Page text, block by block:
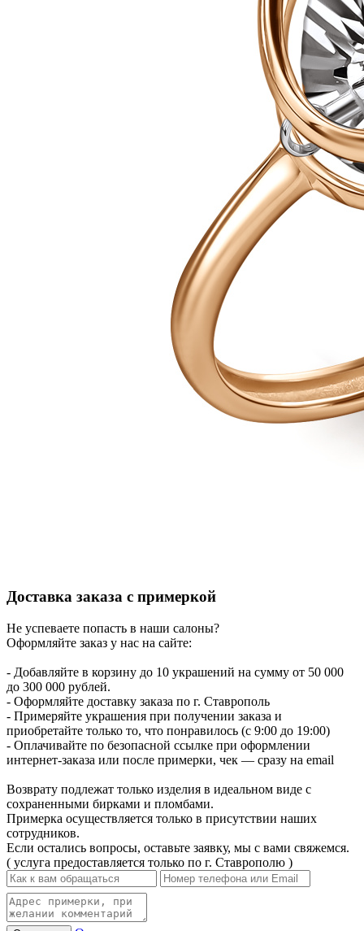
Доставка заказа с примеркой
Не успеваете попасть в наши салоны?
Оформляйте заказ у нас на сайте:
- Добавляйте в корзину до 10 украшений на сумму от 50 000
до 300 000 рублей.
- Оформляйте доставку заказа по г. Ставрополь
- Примеряйте украшения при получении заказа и
приобретайте только то, что понравилось (с 9:00 до 19:00)
- Оплачивайте по безопасной ссылке при оформлении
интернет-заказа или после примерки, чек — сразу на email
Возврату подлежат только изделия в идеальном виде с
сохраненными бирками и пломбами.
Примерка осуществляется только в присутствии наших
сотрудников.
Если остались вопросы, оставьте заявку, мы с вами свяжемся.
( услуга предоставляется только по г. Ставрополю )